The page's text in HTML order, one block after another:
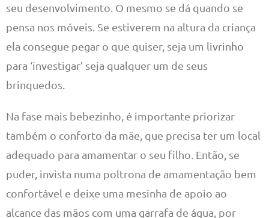
seu desenvolvimento. O mesmo se dá quando se
pensa nos móveis. Se estiverem na altura da criança
ela consegue pegar o que quiser, seja um livrinho
para ‘investigar’ seja qualquer um de seus
brinquedos.
Na fase mais bebezinho, é importante priorizar
também o conforto da mãe, que precisa ter um local
adequado para amamentar o seu filho. Então, se
puder, invista numa poltrona de amamentação bem
confortável e deixe uma mesinha de apoio ao
alcance das mãos com uma garrafa de água, por